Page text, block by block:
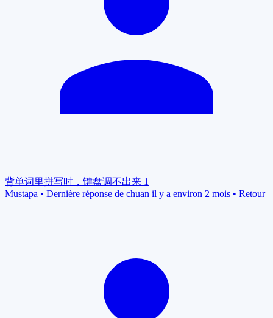
背单词里拼写时，键盘调不出来 1
Mustapa • Dernière réponse de chuan il y a environ 2 mois • Retour